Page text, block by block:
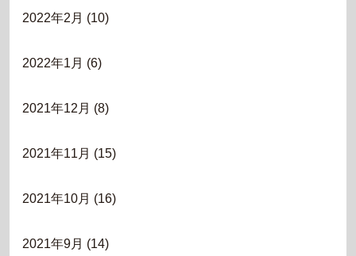
2022年2月 (10)
2022年1月 (6)
2021年12月 (8)
2021年11月 (15)
2021年10月 (16)
2021年9月 (14)